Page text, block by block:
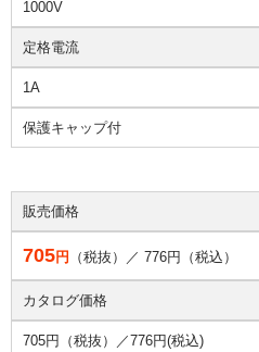
1000V
定格電流
1A
保護キャップ付
販売価格
705円 （税抜）／ 776円（税込）
カタログ価格
705円（税抜）／776円(税込)